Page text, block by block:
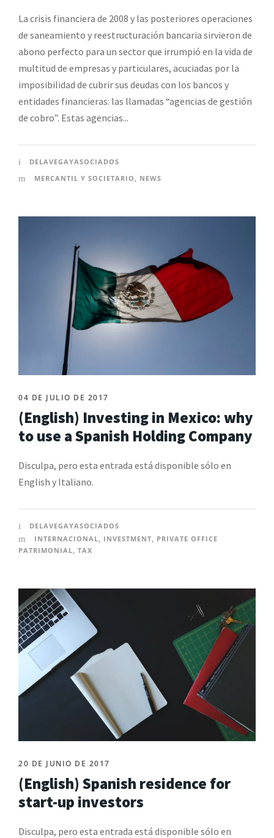
La crisis financiera de 2008 y las posteriores operaciones
de saneamiento y reestructuración bancaria sirvieron de
abono perfecto para un sector que irrumpió en la vida de
multitud de empresas y particulares, acuciadas por la
imposibilidad de cubrir sus deudas con los bancos y
entidades financieras: las llamadas “agencias de gestión
de cobro”. Estas agencias...
DELAVEGAYASOCIADOS
MERCANTIL Y SOCIETARIO , NEWS
04 DE JULIO DE 2017
(English) Investing in Mexico: why
to use a Spanish Holding Company
Disculpa, pero esta entrada está disponible sólo en
English y Italiano.
DELAVEGAYASOCIADOS
INTERNACIONAL
INVESTMENT
PRIVATE OFFICE
PATRIMONIAL TAX
20 DE JUNIO DE 2017
(English) Spanish residence for
start-up investors
Disculpa, pero esta entrada está disponible sólo en